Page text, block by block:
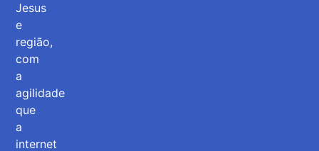
Jesus
e
região,
com
a
agilidade
que
a
internet